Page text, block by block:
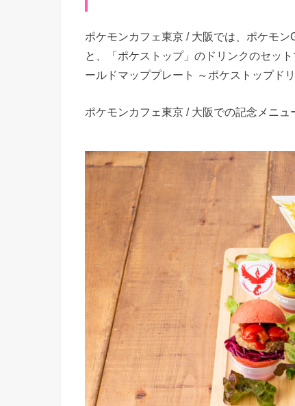
ポケモンカフェ東京 / 大阪では、ポケモ
と、「ポケストップ」のドリンクのセッ
ールドマッププレート ～ポケストップド
ポケモンカフェ東京 / 大阪での記念メニ